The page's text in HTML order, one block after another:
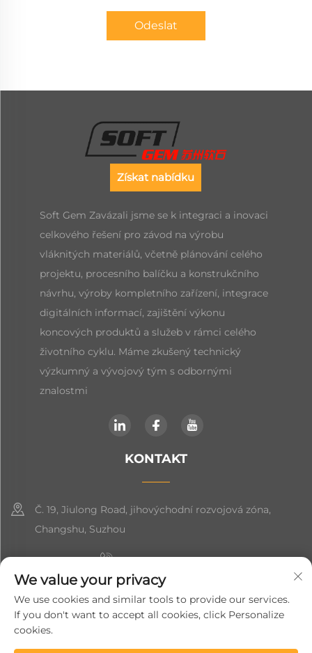
Odeslat
Získat nabídku
Soft Gem Zavázali jsme se k integraci a inovaci
celkového řešení pro závod na výrobu
vláknitých materiálů, včetně plánování celého
projektu, procesního balíčku a konstrukčního
návrhu, výroby kompletního zařízení, integrace
digitálních informací, zajištění výkonu
koncových produktů a služeb v rámci celého
životního cyklu. Máme zkušený technický
výzkumný a vývojový tým s odbornými
znalostmi
KONTAKT
Č. 19, Jiulong Road, jihovýchodní rozvojová zóna,
Changshu, Suzhou
+86-19906239903
[email protected]
+86-13852981437
We value your privacy
We use cookies and similar tools to provide our services.
If you don't want to accept all cookies, click Personalize
cookies.